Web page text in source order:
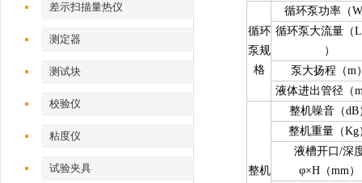
差示扫描量热仪
测定器
测试块
校验仪
粘度仪
试验夹具
循环
泵规
格
循环泵功率（
循环泵大流量（
）
泵大扬程（m
液体进出管径（
整机
整机噪音（dB
整机重量（Kg
液槽开口/深
φ×H（mm）